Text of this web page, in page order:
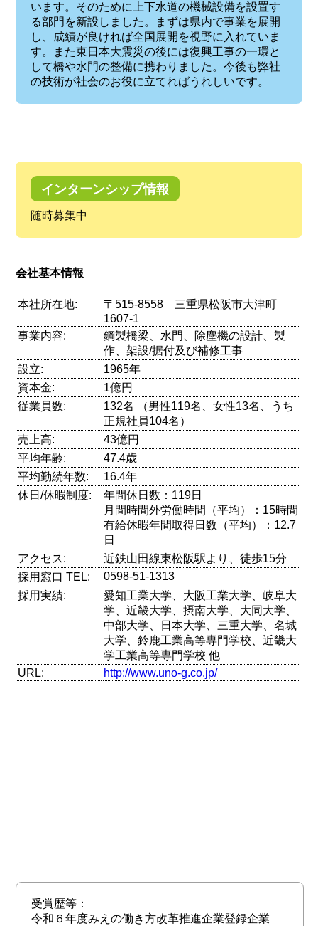
います。そのために上下水道の機械設備を設置す
る部門を新設しました。まずは県内で事業を展開
し、成績が良ければ全国展開を視野に入れていま
す。また東日本大震災の後には復興工事の一環と
して橋や水門の整備に携わりました。今後も弊社
の技術が社会のお役に立てればうれしいです。
インターンシップ情報
随時募集中
会社基本情報
本社所在地:
〒515-8558 三重県松阪市大津町
1607-1
事業内容:
鋼製橋梁、水門、除塵機の設計、製
作、架設/据付及び補修工事
設立:
1965年
資本金:
1億円
従業員数:
132名 （男性119名、女性13名、うち
正規社員104名）
売上高:
43億円
平均年齢:
47.4歳
平均勤続年数:
16.4年
休日/休暇制度:
年間休日数：119日
月間時間外労働時間（平均）：15時間
有給休暇年間取得日数（平均）：12.7
日
アクセス:
近鉄山田線東松阪駅より、徒歩15分
採用窓口 TEL:
0598-51-1313
採用実績:
愛知工業大学、大阪工業大学、岐阜大
学、近畿大学、摂南大学、大同大学、
中部大学、日本大学、三重大学、名城
大学、鈴鹿工業高等専門学校、近畿大
学工業高等専門学校 他
URL:
http://www.uno-g.co.jp/
受賞歴等：
令和６年度みえの働き方改革推進企業登録企業